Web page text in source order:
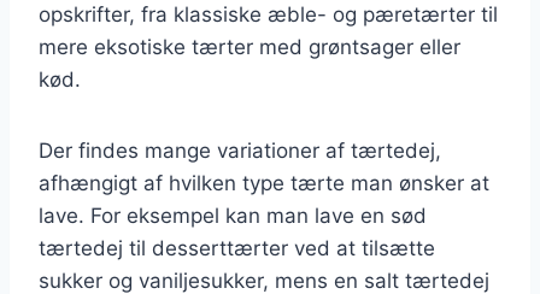
opskrifter, fra klassiske æble- og pæretærter til
mere eksotiske tærter med grøntsager eller
kød.
Der findes mange variationer af tærtedej,
afhængigt af hvilken type tærte man ønsker at
lave. For eksempel kan man lave en sød
tærtedej til desserttærter ved at tilsætte
sukker og vaniljesukker, mens en salt tærtedej